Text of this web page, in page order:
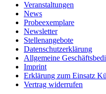
Veranstaltungen
News
Probeexemplare
Newsletter
Stellenangebote
Datenschutzerklärung
Allgemeine
Imprint
Erklärung zum Einsatz
Vertrag widerrufen